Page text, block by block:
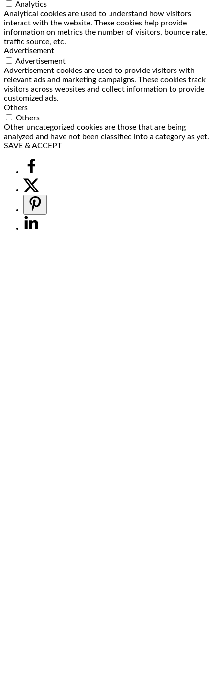
Analytics
Analytical cookies are used to understand how visitors
interact with the website. These cookies help provide
information on metrics the number of visitors, bounce rate,
traffic source, etc.
Advertisement
Advertisement
Advertisement cookies are used to provide visitors with
relevant ads and marketing campaigns. These cookies track
visitors across websites and collect information to provide
customized ads.
Others
Others
Other uncategorized cookies are those that are being
analyzed and have not been classified into a category as yet.
SAVE & ACCEPT